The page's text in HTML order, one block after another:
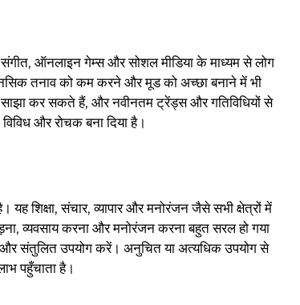
ऑनलाइन गेम्स और सोशल मीडिया के माध्यम से लोग
तनाव को कम करने और मूड को अच्छा बनाने में भी
कर सकते हैं, और नवीनतम ट्रेंड्स और गतिविधियों से
और रोचक बना दिया है।
शिक्षा, संचार, व्यापार और मनोरंजन जैसे सभी क्षेत्रों में
व्यवसाय करना और मनोरंजन करना बहुत सरल हो गया
संतुलित उपयोग करें। अनुचित या अत्यधिक उपयोग से
पहुँचाता है।